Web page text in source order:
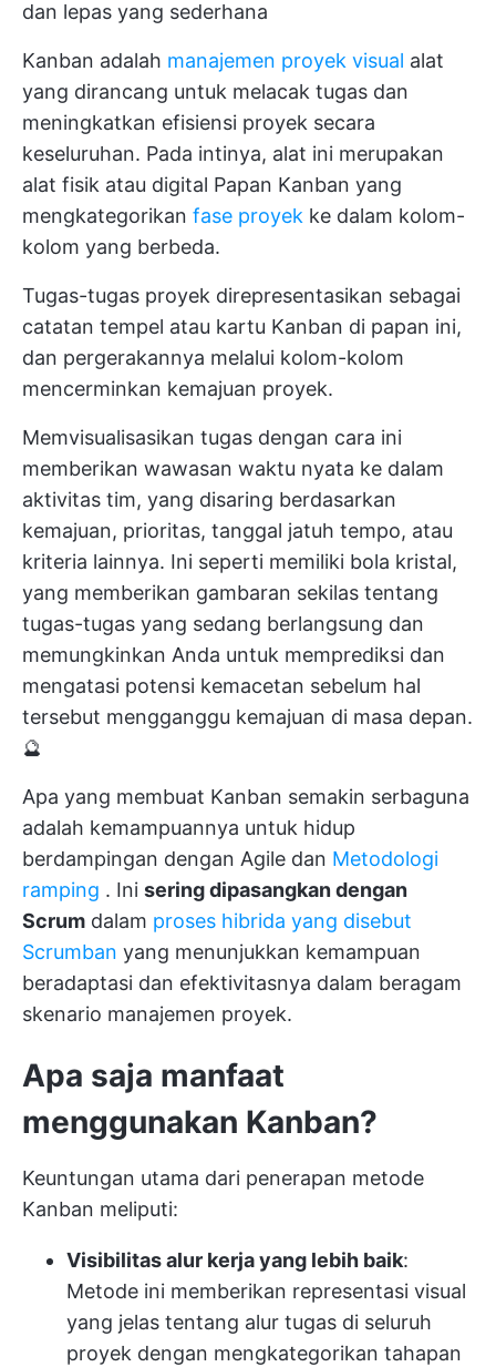
dan lepas yang sederhana
Kanban adalah manajemen proyek visual alat
yang dirancang untuk melacak tugas dan
meningkatkan efisiensi proyek secara
keseluruhan. Pada intinya, alat ini merupakan
alat fisik atau digital Papan Kanban yang
mengkategorikan fase proyek ke dalam kolom-
kolom yang berbeda.
Tugas-tugas proyek direpresentasikan sebagai
catatan tempel atau kartu Kanban di papan ini,
dan pergerakannya melalui kolom-kolom
mencerminkan kemajuan proyek.
Memvisualisasikan tugas dengan cara ini
memberikan wawasan waktu nyata ke dalam
aktivitas tim, yang disaring berdasarkan
kemajuan, prioritas, tanggal jatuh tempo, atau
kriteria lainnya. Ini seperti memiliki bola kristal,
yang memberikan gambaran sekilas tentang
tugas-tugas yang sedang berlangsung dan
memungkinkan Anda untuk memprediksi dan
mengatasi potensi kemacetan sebelum hal
tersebut mengganggu kemajuan di masa depan.
🔮
Apa yang membuat Kanban semakin serbaguna
adalah kemampuannya untuk hidup
berdampingan dengan Agile dan Metodologi
ramping . Ini sering dipasangkan dengan
Scrum dalam proses hibrida yang disebut
Scrumban yang menunjukkan kemampuan
beradaptasi dan efektivitasnya dalam beragam
skenario manajemen proyek.
Apa saja manfaat
menggunakan Kanban?
Keuntungan utama dari penerapan metode
Kanban meliputi:
Visibilitas alur kerja yang lebih baik:
Metode ini memberikan representasi visual
yang jelas tentang alur tugas di seluruh
proyek dengan mengkategorikan tahapan